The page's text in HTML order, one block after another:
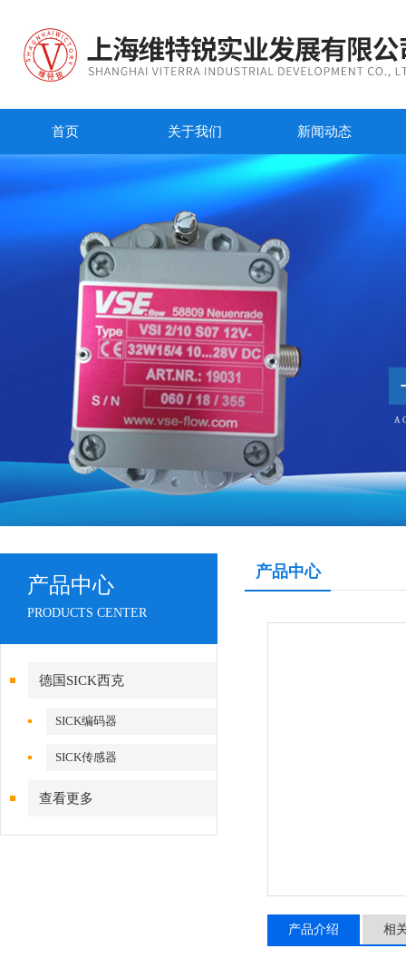
首页 关于我们 新闻动态
产品中心
PRODUCTS CENTER
德国SICK西克
SICK编码器
SICK传感器
查看更多
产品中心
产品介绍 相